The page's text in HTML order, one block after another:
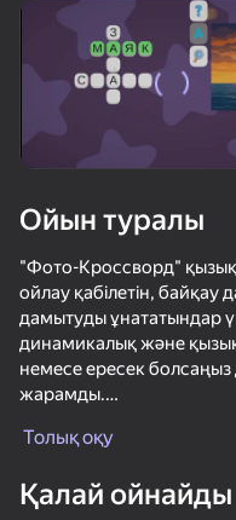
Ойын
Ускользни от Лазера
Ойын туралы
"Фото-Кроссворд"
ойлау қабілетін, байқау
дамытуды ұнататындар
динамикалық және
немесе ересек
жарамды.
"Фото-Кроссворд" - бұл
сөздерді табуы керек.
Толық оқу
Қалай ойнайды